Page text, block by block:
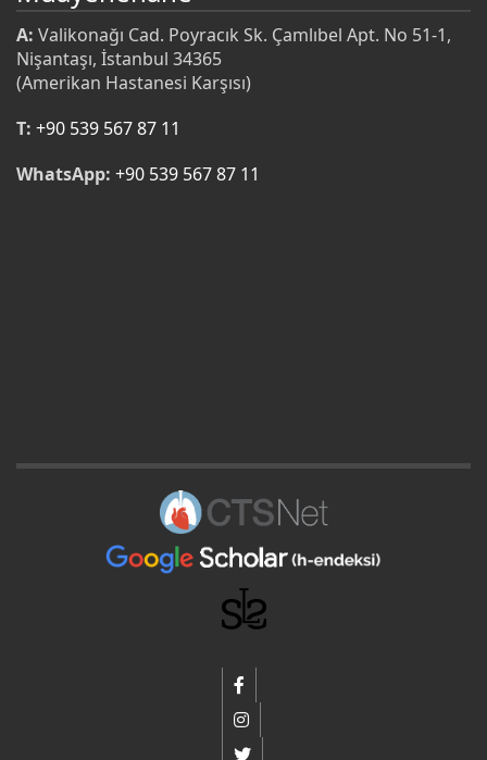
A: Valikonağı Cad. Poyracık Sk. Çamlıbel Apt. No 51-1,
Nişantaşı, İstanbul 34365
(Amerikan Hastanesi Karşısı)
T: +90 539 567 87 11
WhatsApp: +90 539 567 87 11